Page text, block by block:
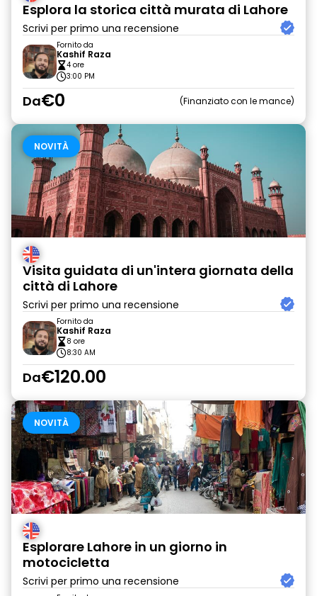
Esplora la storica città murata di Lahore
Scrivi per primo una recensione
Fornito da
Kashif Raza
4 ore
3:00 PM
Da€0 Finanziato con le mance
NOVITÀ
Visita guidata di un'intera giornata della
città di Lahore
Scrivi per primo una recensione
Fornito da
Kashif Raza
8 ore
8:30 AM
Da€120.00
NOVITÀ
Esplorare Lahore in un giorno in
motocicletta
Scrivi per primo una recensione